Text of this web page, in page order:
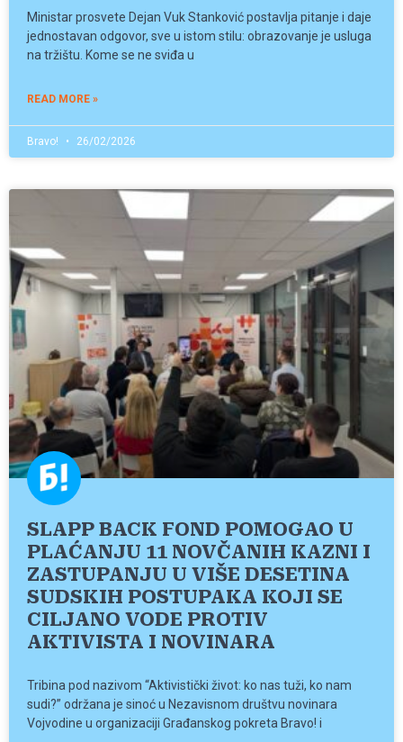
Ministar prosvete Dejan Vuk Stanković postavlja pitanje i daje
jednostavan odgovor, sve u istom stilu: obrazovanje je usluga
na tržištu. Kome se ne sviđa u
READ MORE »
Bravo! 26/02/2026
SLAPP BACK FOND POMOGAO U
PLAĆANJU 11 NOVČANIH KAZNI I
ZASTUPANJU U VIŠE DESETINA
SUDSKIH POSTUPAKA KOJI SE
CILJANO VODE PROTIV
AKTIVISTA I NOVINARA
Tribina pod nazivom “Aktivistički život: ko nas tuži, ko nam
sudi?” održana je sinoć u Nezavisnom društvu novinara
Vojvodine u organizaciji Građanskog pokreta Bravo! i